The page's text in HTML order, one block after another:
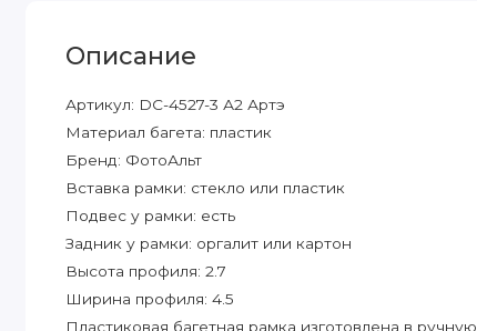
Описание
Артикул: DC-4527-3 А2 Артэ
Материал багета: пластик
Бренд: ФотоАльт
Вставка рамки: стекло или пластик
Подвес у рамки: есть
Задник у рамки: оргалит или картон
Высота профиля: 2.7
Ширина профиля: 4.5
Пластиковая багетная рамка изготовлена в ручную.